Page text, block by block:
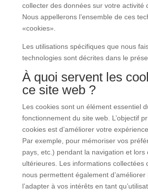
collecter des données sur votre activité
Nous appellerons l’ensemble de ces
«cookies».
Les utilisations spécifiques que nous
technologies sont décrites dans le
À quoi servent les
ce site web ?
Les cookies sont un élément essentiel
fonctionnement du site web. L’objectif
cookies est d’améliorer votre
Par exemple, pour mémoriser vos
pays, etc.) pendant la navigation et lors
ultérieures. Les informations collectées
nous permettent également d’améliorer
l’adapter à vos intérêts en tant